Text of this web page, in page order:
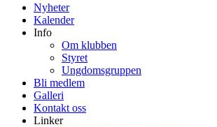
Nyheter
Kalender
Info
Om klubben
Styret
Ungdomsgruppen
Bli medlem
Galleri
Kontakt oss
Linker